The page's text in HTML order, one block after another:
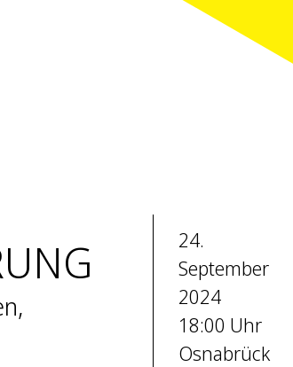
24.
September
2024
18:00 Uhr
Osnabrück